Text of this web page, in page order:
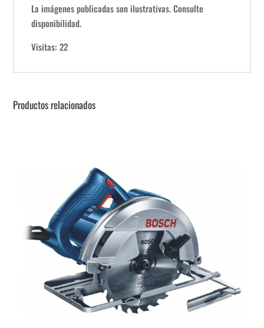
La imágenes publicadas son ilustrativas. Consulte
disponibilidad.
Visitas: 22
Productos relacionados